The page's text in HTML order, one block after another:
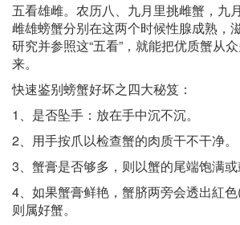
五看雄雌。农历八、九月里挑雌蟹，九
雌雄螃蟹分别在这两个时候性腺成熟，
研究并参照这“五看”，就能把优质蟹从
来。
快速鉴别螃蟹好坏之四大秘笈：
1、是否坠手：放在手中沉不沉。
2、用手按爪以检查蟹的肉质干不干净。
3、蟹膏是否够多，则以蟹的尾端饱满或
4、如果蟹膏鲜艳，蟹脐两旁会透出紅色(
则属好蟹。